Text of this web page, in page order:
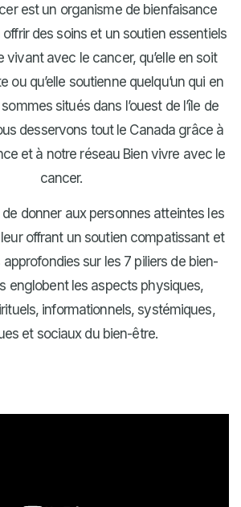
de bien-être face au
cancer
Cliquez ici
est un organisme de bienfaisance
des soins et un soutien essentiels
vivant avec le cancer, qu’elle en soit
ou qu’elle soutienne quelqu’un qui en
situés dans l’ouest de l’île de
desservons tout le Canada grâce à
et à notre réseau Bien vivre avec le
cancer.
donner aux personnes atteintes les
offrant un soutien compatissant et
sur les 7 piliers de bien-
englobent les aspects physiques,
informationnels, systémiques,
et sociaux du bien-être.